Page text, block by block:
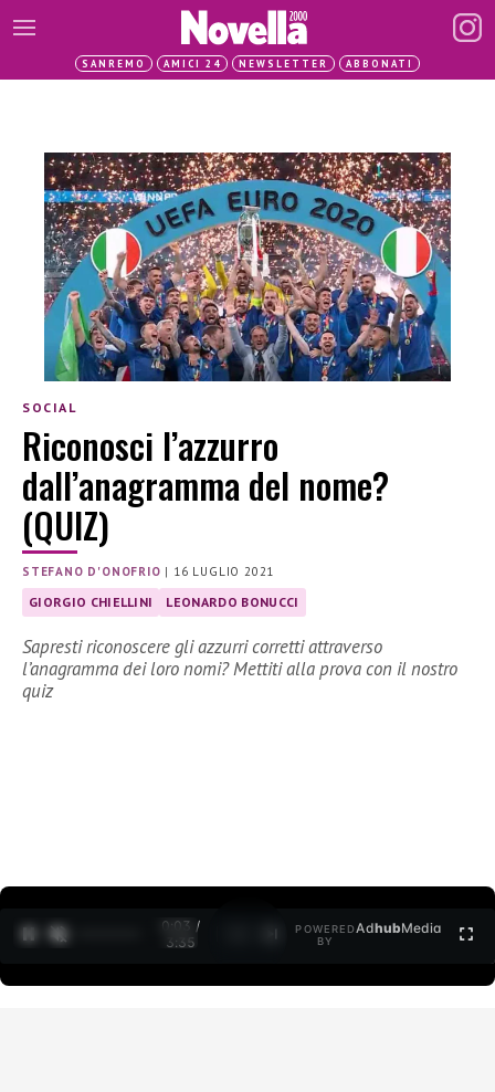
SANREMO AMICI 24 NEWSLETTER ABBONATI
SOCIAL
Riconosci l’azzurro
dall’anagramma del nome?
(QUIZ)
STEFANO D'ONOFRIO | 16 LUGLIO 2021
GIORGIO CHIELLINI LEONARDO BONUCCI
Sapresti riconoscere gli azzurri corretti attraverso
l’anagramma dei loro nomi? Mettiti alla prova con il nostro
quiz
0:04 /
3:35
POWERED
BY
AdhubMedia